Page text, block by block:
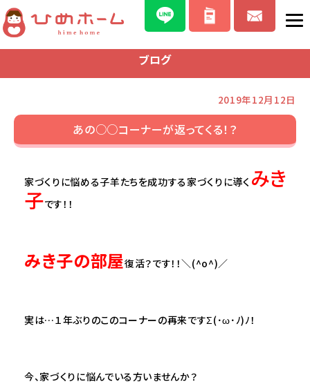
ブログ
2019年12月12日
あの○○コーナーが返ってくる！？
家づくりに悩める子羊たちを成功する家づくりに導く みき
子です！！
みき子の部屋復活？です！！＼(^o^)／
実は…１年ぶりのこのコーナーの再来ですΣ(･ω･ﾉ)ﾉ！
今、家づくりに悩んでいる方いませんか？